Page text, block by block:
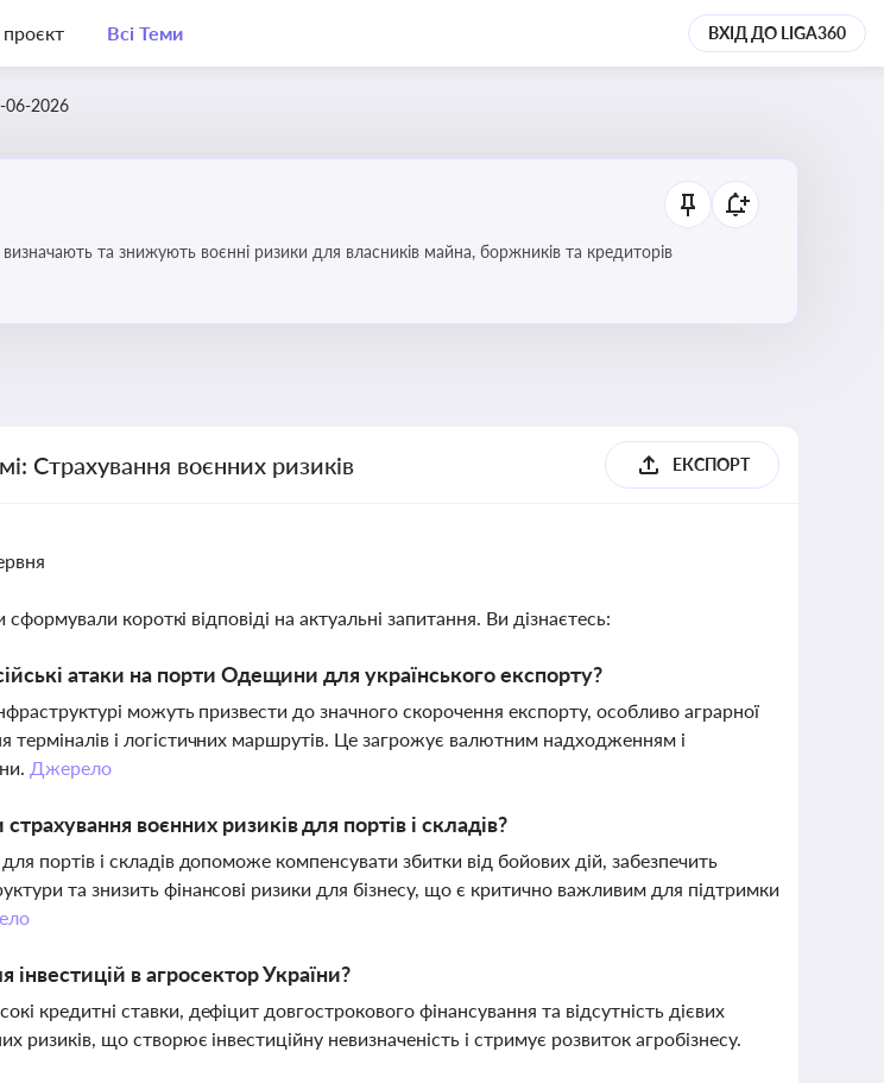
Всі Теми ВХІД ДО LIGA360
06-2026
та знижують воєнні ризики для власників майна, боржників та кредиторів
Страхування воєнних ризиків ЕКСПОРТ
сформували короткі відповіді на актуальні запитання. Ви дізнаєтесь:
атаки на порти Одещини для українського експорту?
можуть призвести до значного скорочення експорту, особливо аграрної
терміналів і логістичних маршрутів. Це загрожує валютним надходженням і
Джерело
воєнних ризиків для портів і складів?
портів і складів допоможе компенсувати збитки від бойових дій, забезпечить
та знизить фінансові ризики для бізнесу, що є критично важливим для підтримки
в агросектор України?
кредитні ставки, дефіцит довгострокового фінансування та відсутність дієвих
ризиків, що створює інвестиційну невизначеність і стримує розвиток агробізнесу.